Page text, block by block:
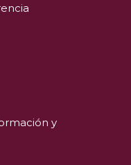
y